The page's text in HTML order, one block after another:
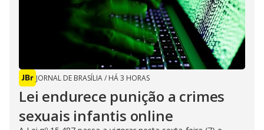
JORNAL DE BRASÍLIA/ HÁ 3 HORAS
Lei endurece punição a crimes
sexuais infantis online